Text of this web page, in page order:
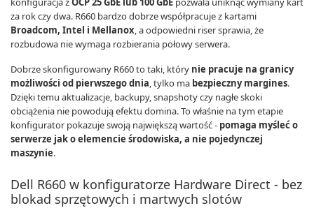
za rok czy dwa. R660 bardzo dobrze współpracuje z kartami
Broadcom, Intel i Mellanox, a odpowiedni riser sprawia, że
rozbudowa nie wymaga rozbierania połowy serwera.
Dobrze skonfigurowany R660 to taki, który nie pracuje na granicy
możliwości od pierwszego dnia, tylko ma bezpieczny margines.
Dzięki temu aktualizacje, backupy, snapshoty czy nagłe skoki
obciążenia nie powodują efektu domina. To właśnie na tym etapie
konfigurator pokazuje swoją największą wartość - pomaga myśleć o
serwerze jak o elemencie środowiska, a nie pojedynczej
maszynie.
Dell R660 w konfiguratorze Hardware Direct - bez
blokad sprzętowych i martwych slotów